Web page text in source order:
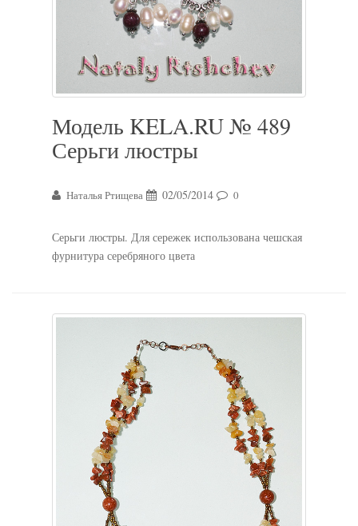
Модель KELA.RU № 489
Серьги люстры
Наталья Ртищева 02/05/2014 0
Серьги люстры. Для сережек использована чешская
фурнитура серебряного цвета